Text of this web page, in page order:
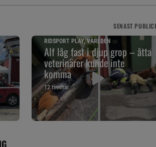
SENAST
RIDSPORT PLAY, VÄRLDEN
Alf låg fast i djup grop – åtta
veterinärer kunde inte
komma
12 timmar